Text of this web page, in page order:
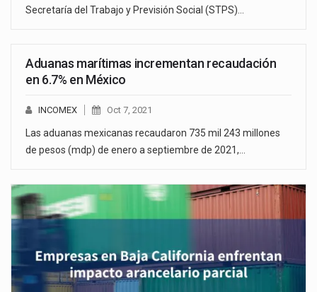
Secretaría del Trabajo y Previsión Social (STPS)…
Aduanas marítimas incrementan recaudación
en 6.7% en México
INCOMEX Oct 7, 2021
Las aduanas mexicanas recaudaron 735 mil 243 millones
de pesos (mdp) de enero a septiembre de 2021,…